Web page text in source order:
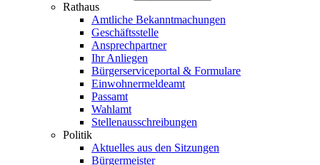
Rathaus
Amtliche Bekanntmachungen
Geschäftsstelle
Ansprechpartner
Ihr Anliegen
Bürgerserviceportal & Formulare
Einwohnermeldeamt
Passamt
Wahlamt
Stellenausschreibungen
Politik
Aktuelles aus den Sitzungen
Bürgermeister